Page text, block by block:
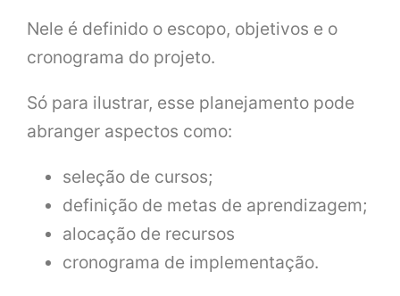
Nele é definido o escopo, objetivos e o
cronograma do projeto.
Só para ilustrar, esse planejamento pode
abranger aspectos como:
seleção de cursos;
definição de metas de aprendizagem;
alocação de recursos
cronograma de implementação.